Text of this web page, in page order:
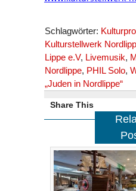
Schlagwörter:
Kulturstellwerk
Lippe e.V, Livemusik,
Nordlippe, PHIL Solo,
„Juden in Nordlippe“
Share This